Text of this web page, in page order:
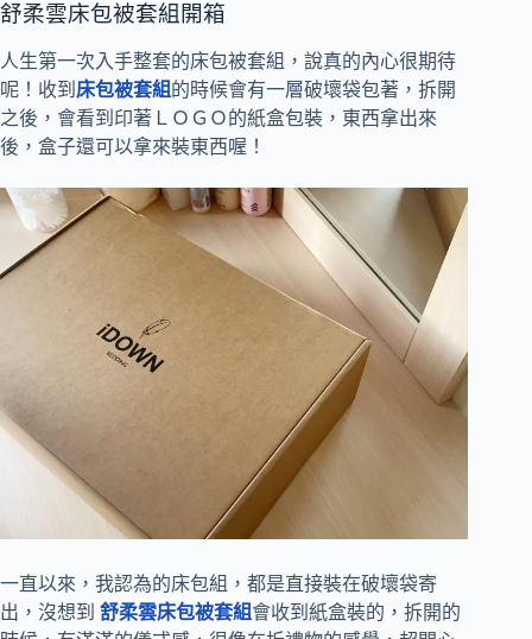
舒柔雲床包被套組開箱
人生第一次入手整套的床包被套組，說真的內心很期待
呢！收到 床包被套組的時候會有一層破壞袋包著，拆開
之後，會看到印著ＬＯＧＯ的紙盒包裝，東西拿出來
後，盒子還可以拿來裝東西喔！
一直以來，我認為的床包組，都是直接裝在破壞袋寄
出，沒想到 舒柔雲床包被套組會收到紙盒裝的，拆開的